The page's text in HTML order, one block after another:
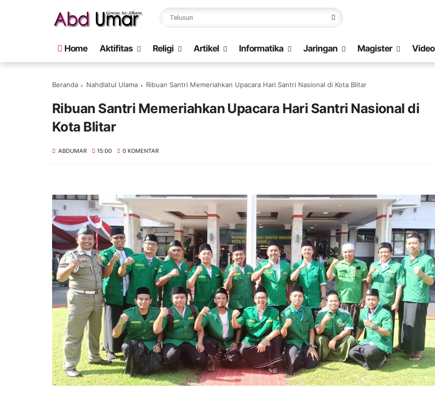
Home Aktifitas Religi Artikel Informatika Jaringan Magister Video
Beranda Nahdlatul Ulama Ribuan Santri Memeriahkan Upacara Hari Santri Nasional di Kota Blitar
Ribuan Santri Memeriahkan Upacara Hari Santri Nasional di
Kota Blitar
ABDUMAR 15:00 0 KOMENTAR